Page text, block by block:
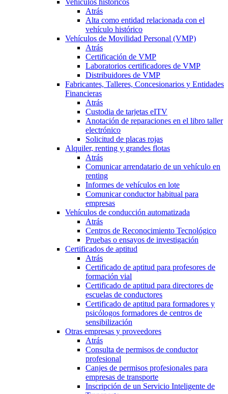
Vehículos históricos
Atrás
Alta como entidad relacionada con el
vehículo histórico
Vehículos de Movilidad Personal (VMP)
Atrás
Certificación de VMP
Laboratorios certificadores de VMP
Distribuidores de VMP
Fabricantes, Talleres, Concesionarios y Entidades
Financieras
Atrás
Custodia de tarjetas eITV
Anotación de reparaciones en el libro taller
electrónico
Solicitud de placas rojas
Alquiler, renting y grandes flotas
Atrás
Comunicar arrendatario de un vehículo en
renting
Informes de vehículos en lote
Comunicar conductor habitual para
empresas
Vehículos de conducción automatizada
Atrás
Centros de Reconocimiento Tecnológico
Pruebas o ensayos de investigación
Certificados de aptitud
Atrás
Certificado de aptitud para profesores de
formación vial
Certificado de aptitud para directores de
escuelas de conductores
Certificado de aptitud para formadores y
psicólogos formadores de centros de
sensibilización
Otras empresas y proveedores
Atrás
Consulta de permisos de conductor
profesional
Canjes de permisos profesionales para
empresas de transporte
Inscripción de un Servicio Inteligente de